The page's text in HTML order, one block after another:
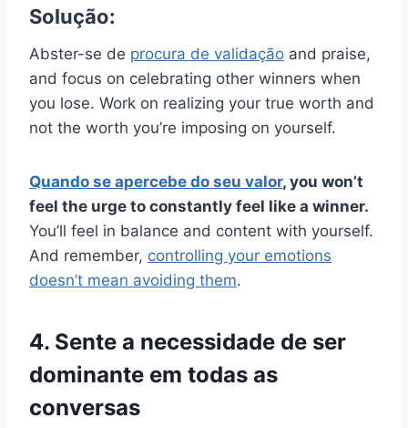
Solução:
Abster-se de procura de validação and praise,
and focus on celebrating other winners when
you lose. Work on realizing your true worth and
not the worth you’re imposing on yourself.
Quando se apercebe do seu valor, you won’t
feel the urge to constantly feel like a winner.
You’ll feel in balance and content with yourself.
And remember, controlling your emotions
doesn’t mean avoiding them.
4. Sente a necessidade de ser
dominante em todas as
conversas